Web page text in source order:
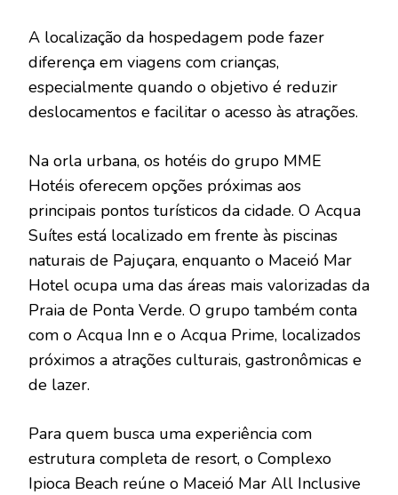
A localização da hospedagem pode fazer
diferença em viagens com crianças,
especialmente quando o objetivo é reduzir
deslocamentos e facilitar o acesso às atrações.
Na orla urbana, os hotéis do grupo MME
Hotéis oferecem opções próximas aos
principais pontos turísticos da cidade. O Acqua
Suítes está localizado em frente às piscinas
naturais de Pajuçara, enquanto o Maceió Mar
Hotel ocupa uma das áreas mais valorizadas da
Praia de Ponta Verde. O grupo também conta
com o Acqua Inn e o Acqua Prime, localizados
próximos a atrações culturais, gastronômicas e
de lazer.
Para quem busca uma experiência com
estrutura completa de resort, o Complexo
Ipioca Beach reúne o Maceió Mar All Inclusive